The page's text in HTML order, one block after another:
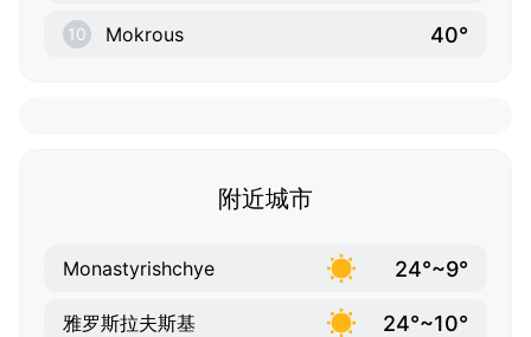
10 Mokrous 40°
附近城市
Monastyrishchye 24°~9°
雅罗斯拉夫斯基 24°~10°